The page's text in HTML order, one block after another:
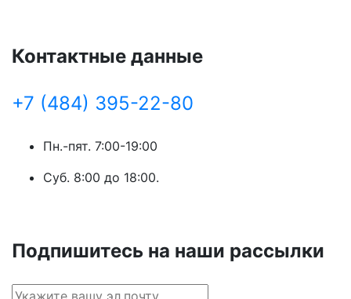
Контактные данные
+7 (484) 395-22-80
Пн.-пят. 7:00-19:00
Суб. 8:00 до 18:00.
Подпишитесь на наши рассылки